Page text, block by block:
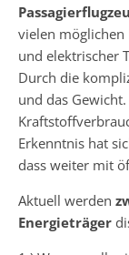
vielen
und elektrischer
Durch die
und das
Erkenntnis hat
dass weiter mit
Aktuell werden
Energieträger